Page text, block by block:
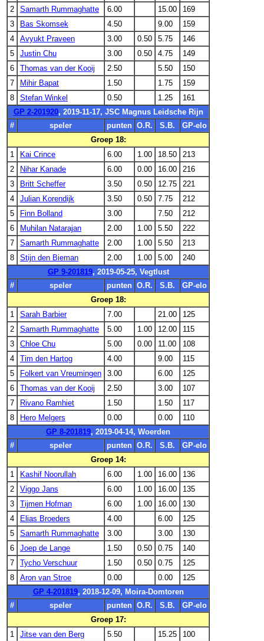
2 Samarth Rummaghatte 6.00 15.00
169
3
Bas Skomsek 4.50 9.00
159
4
Avyukt Praveen 3.00 0.50 5.75
146
5
Justin Chu 3.00 0.50 4.75
149
6
Thomas van der Kooij 2.50 5.50
150
7
Mihir Bapat 1.50 1.75
159
8
Stefan Winkel 0.50 1.25
161
GP 2-201920, 2019-11-17, JSC Magnus Leidsche Rijn
#
speler punten O.R. S.B.
GP-elo
Groep 18:
1
Kai Crince 6.00 1.00 18.50
213
2
Nihar Kanade 6.00 0.00 16.00
216
3
Britt Scheffer 3.50 0.50 12.75
221
4
Julian Korendijk 3.50 0.50 7.75
212
5
Finn Bolland 3.00 7.50
212
6
Muhilan Natarajan 2.00 1.00 5.50
222
7
Samarth Rummaghatte 2.00 1.00 5.50
213
8
Stijn den Bieman 2.00 1.00 5.00
240
GP 9-201819, 2019-05-25, Vegtlust
#
speler punten O.R. S.B.
GP-elo
Groep 18:
1
Sarah Barbier 7.00 21.00
125
2
Samarth Rummaghatte 5.00 1.00 12.00
115
3
Chloe Chu 5.00 0.00 11.00
108
4
Tim den Hartog 4.00 9.00
115
5
Folkert van Vreumingen 3.00 6.00
125
6
Thomas van der Kooij 2.50 3.00
107
7
Rivano Ramhiet 1.50 1.50
117
8
Hero Melgers 0.00 0.00
110
GP 8-201819, 2019-04-14, Woerden
#
speler punten O.R. S.B.
GP-elo
Groep 14:
1
Kashif Noorullah 6.00 1.00 16.00
136
2
Viggo Jans 6.00 1.00 16.00
135
3
Tijmen Hofman 6.00 1.00 16.00
130
4
Elias Broeders 4.00 6.00
125
5
Samarth Rummaghatte 3.00 3.00
130
6
Joep de Lange 1.50 0.50 0.75
140
7
Tycho Verschuur 1.50 0.50 0.75
125
8
Aron van Stroe 0.00 0.00
125
GP 4-201819, 2018-12-09, Moira-Domtoren
#
speler punten O.R. S.B.
GP-elo
Groep 17:
1
Jitse van den Berg 5.50 15.25
100